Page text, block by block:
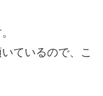
ているので、こ